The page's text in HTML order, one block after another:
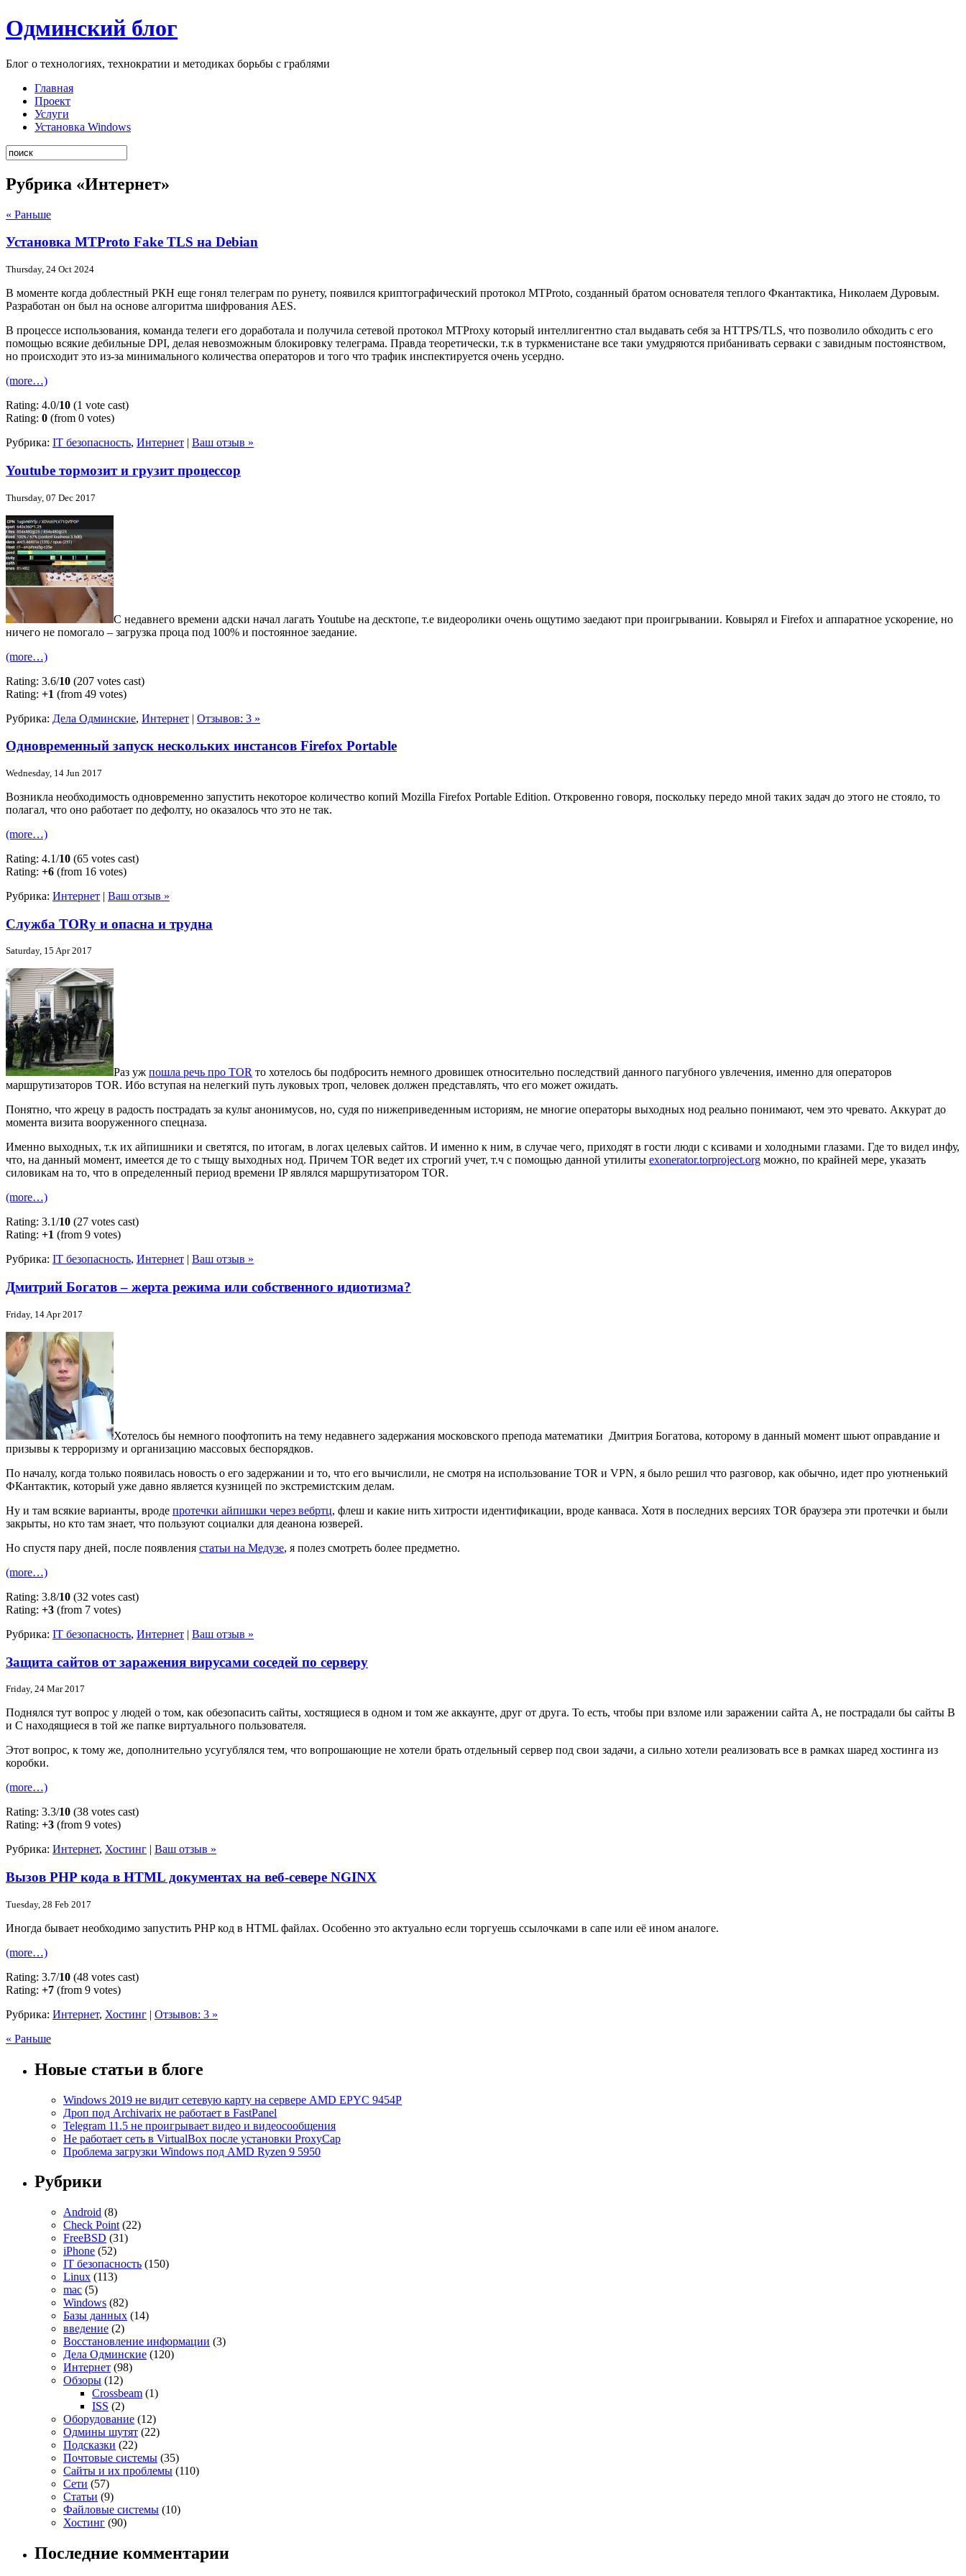
Одминский блог
Блог о технологиях, технократии и методиках борьбы с граблями
Главная
Проект
Услуги
Установка Windows
Рубрика «Интернет»
« Раньше
Установка MTProto Fake TLS на Debian
Thursday, 24 Oct 2024
В моменте когда доблестный РКН еще гонял телеграм по рунету, появился криптографический протокол MTProto, созданный братом основателя теплого Фкантактика, Николаем Дуровым.
Разработан он был на основе алгоритма шифрования AES.
В процессе использования, команда телеги его доработала и получила сетевой протокол MTProxy который интеллигентно стал выдавать себя за HTTPS/TLS, что позволило обходить с его
помощью всякие дебильные DPI, делая невозможным блокировку телеграма. Правда теоретически, т.к в туркменистане все таки умудряются прибанивать серваки с завидным постоянством,
но происходит это из-за минимального количества операторов и того что трафик инспектируется очень усердно.
(more…)
Rating: 4.0/10 (1 vote cast)
Rating: 0 (from 0 votes)
Рубрика: IT безопасность, Интернет | Ваш отзыв »
Youtube тормозит и грузит процессор
Thursday, 07 Dec 2017
С недавнего времени адски начал лагать Youtube на десктопе, т.е видеоролики очень ощутимо заедают при проигрывании. Ковырял и Firefox и аппаратное ускорение, но
ничего не помогало – загрузка проца под 100% и постоянное заедание.
(more…)
Rating: 3.6/10 (207 votes cast)
Rating: +1 (from 49 votes)
Рубрика: Дела Одминские, Интернет | Отзывов: 3 »
Одновременный запуск нескольких инстансов Firefox Portable
Wednesday, 14 Jun 2017
Возникла необходимость одновременно запустить некоторое количество копий Mozilla Firefox Portable Edition. Откровенно говоря, поскольку передо мной таких задач до этого не стояло, то
полагал, что оно работает по дефолту, но оказалось что это не так.
(more…)
Rating: 4.1/10 (65 votes cast)
Rating: +6 (from 16 votes)
Рубрика: Интернет | Ваш отзыв »
Служба TORу и опасна и трудна
Saturday, 15 Apr 2017
Раз уж пошла речь про TOR то хотелось бы подбросить немного дровишек относительно последствий данного пагубного увлечения, именно для операторов
маршрутизаторов TOR. Ибо вступая на нелегкий путь луковых троп, человек должен представлять, что его может ожидать.
Понятно, что жрецу в радость пострадать за культ анонимусов, но, судя по нижеприведенным историям, не многие операторы выходных нод реально понимают, чем это чревато. Аккурат до
момента визита вооруженного спецназа.
Именно выходных, т.к их айпишники и светятся, по итогам, в логах целевых сайтов. И именно к ним, в случае чего, приходят в гости люди с ксивами и холодными глазами. Где то видел инфу,
что, на данный момент, имеется де то с тыщу выходных нод. Причем TOR ведет их строгий учет, т.ч с помощью данной утилиты exonerator.torproject.org можно, по крайней мере, указать
силовикам на то, что в определенный период времени IP являлся маршрутизатором TOR.
(more…)
Rating: 3.1/10 (27 votes cast)
Rating: +1 (from 9 votes)
Рубрика: IT безопасность, Интернет | Ваш отзыв »
Дмитрий Богатов – жерта режима или собственного идиотизма?
Friday, 14 Apr 2017
Хотелось бы немного поофтопить на тему недавнего задержания московского препода математики Дмитрия Богатова, которому в данный момент шьют оправдание и
призывы к терроризму и организацию массовых беспорядков.
По началу, когда только появилась новость о его задержании и то, что его вычислили, не смотря на использование TOR и VPN, я было решил что разговор, как обычно, идет про уютненький
ФКантактик, который уже давно является кузницей по экстремистским делам.
Ну и там всякие варианты, вроде протечки айпишки через вебртц, флеш и какие нить хитрости идентификации, вроде канваса. Хотя в последних версиях TOR браузера эти протечки и были
закрыты, но кто там знает, что пользуют социалки для деанона юзверей.
Но спустя пару дней, после появления статьи на Медузе, я полез смотреть более предметно.
(more…)
Rating: 3.8/10 (32 votes cast)
Rating: +3 (from 7 votes)
Рубрика: IT безопасность, Интернет | Ваш отзыв »
Защита сайтов от заражения вирусами соседей по серверу
Friday, 24 Mar 2017
Поднялся тут вопрос у людей о том, как обезопасить сайты, хостящиеся в одном и том же аккаунте, друг от друга. То есть, чтобы при взломе или заражении сайта А, не пострадали бы сайты В
и С находящиеся в той же папке виртуального пользователя.
Этот вопрос, к тому же, дополнительно усугублялся тем, что вопрошающие не хотели брать отдельный сервер под свои задачи, а сильно хотели реализовать все в рамках шаред хостинга из
коробки.
(more…)
Rating: 3.3/10 (38 votes cast)
Rating: +3 (from 9 votes)
Рубрика: Интернет, Хостинг | Ваш отзыв »
Вызов PHP кода в HTML документах на веб-севере NGINX
Tuesday, 28 Feb 2017
Иногда бывает необходимо запустить PHP код в HTML файлах. Особенно это актуально если торгуешь ссылочками в сапе или её ином аналоге.
(more…)
Rating: 3.7/10 (48 votes cast)
Rating: +7 (from 9 votes)
Рубрика: Интернет, Хостинг | Отзывов: 3 »
« Раньше
Новые статьи в блоге
Windows 2019 не видит сетевую карту на сервере AMD EPYC 9454P
Дроп под Archivarix не работает в FastPanel
Telegram 11.5 не проигрывает видео и видеосообщения
Не работает сеть в VirtualBox после установки ProxyCap
Проблема загрузки Windows под AMD Ryzen 9 5950
Рубрики
Android (8)
Check Point (22)
FreeBSD (31)
iPhone (52)
IT безопасность (150)
Linux (113)
mac (5)
Windows (82)
Базы данных (14)
введение (2)
Восстановление информации (3)
Дела Одминские (120)
Интернет (98)
Обзоры (12)
Crossbeam (1)
ISS (2)
Оборудование (12)
Одмины шутят (22)
Подсказки (22)
Почтовые системы (35)
Сайты и их проблемы (110)
Сети (57)
Статьи (9)
Файловые системы (10)
Хостинг (90)
Последние комментарии